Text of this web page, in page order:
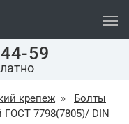
59
крепеж »
Болты
ГОСТ 7798(7805)/ DIN